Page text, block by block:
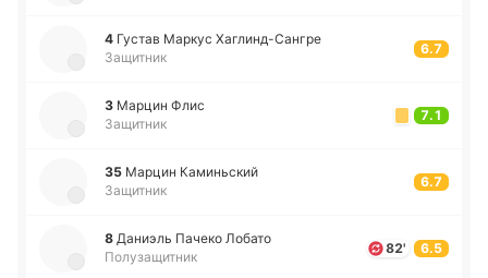
4 Густав Маркус Ха­гли­нд-Са­нгре
Защитник
6.7
3 Марцин Флис
Защитник
7.1
35 Марцин Ка­ми­ньский
Защитник
6.7
8 Да­ниэль Пачеко Лобато
Полузащитник
82' 6.5